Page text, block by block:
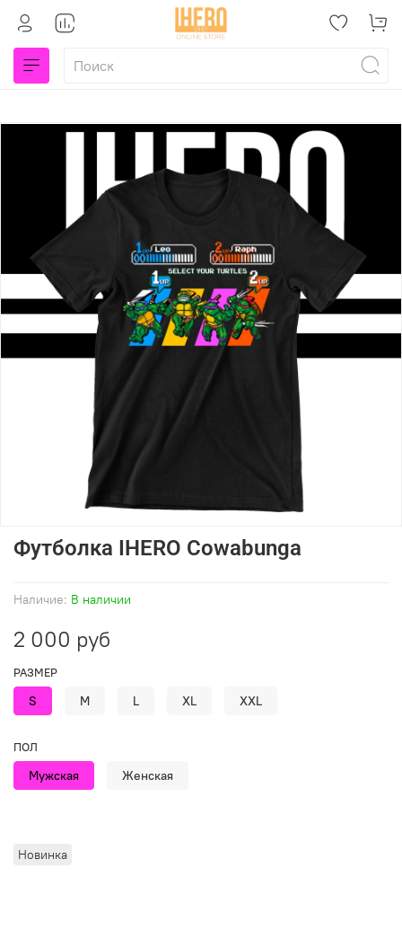
Наличие: В наличии
Новинка
Футболка IHERO Cowabunga
2 000 руб
РАЗМЕР
S M L XL XXL
ПОЛ
Мужская Женская